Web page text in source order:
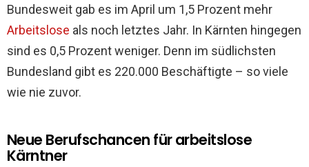
Bundesweit gab es im April um 1,5 Prozent mehr
Arbeitslose als noch letztes Jahr. In Kärnten hingegen
sind es 0,5 Prozent weniger. Denn im südlichsten
Bundesland gibt es 220.000 Beschäftigte – so viele
wie nie zuvor.
Neue Berufschancen für arbeitslose
Kärntner